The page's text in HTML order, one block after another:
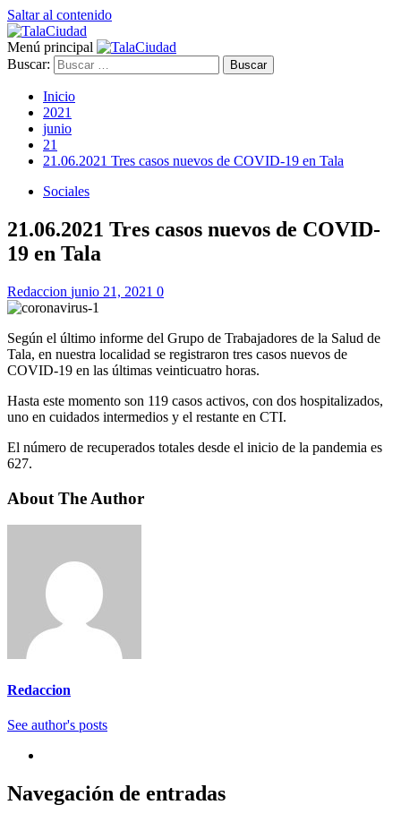
Saltar al contenido
Menú principal
Buscar:
Inicio
2021
junio
21
21.06.2021 Tres casos nuevos de COVID-19 en Tala
Sociales
21.06.2021 Tres casos nuevos de COVID-
19 en Tala
Redaccion junio 21, 2021 0
Según el último informe del Grupo de Trabajadores de la Salud de
Tala, en nuestra localidad se registraron tres casos nuevos de
COVID-19 en las últimas veinticuatro horas.
Hasta este momento son 119 casos activos, con dos hospitalizados,
uno en cuidados intermedios y el restante en CTI.
El número de recuperados totales desde el inicio de la pandemia es
627.
About The Author
Redaccion
See author's posts
Navegación de entradas